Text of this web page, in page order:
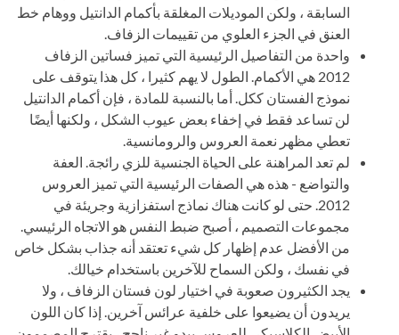
السابقة ، ولكن الموديلات المغلقة بأكمام الدانتيل ووهام خط
العنق في الجزء العلوي من تقييمات الزفاف.
واحدة من التفاصيل الرئيسية التي تميز فساتين الزفاف
2012 هي الأكمام. الطول لا يهم كثيرا ، كل هذا يتوقف على
نموذج الفستان ككل. أما بالنسبة للمادة ، فإن أكمام الدانتيل
لن تساعد فقط في إخفاء بعض عيوب الشكل ، ولكنها أيضًا
تعطي مظهر نعمة العروس والرومانسية.
لم تعد المراهنة على الحياة الجنسية للزي رائجة. العفة
والتواضع - هذه هي الصفات الرئيسية التي تميز العروس
2012. حتى لو كانت هناك نماذج استفزازية وجريئة في
مجموعات التصميم ، أصبح ضبط النفس هو الاتجاه الرئيسي.
من الأفضل عدم إظهار كل شيء تعتقد أنه جذاب بشكل خاص
في نفسك ، ولكن السماح للآخرين باستخدام خيالك.
يجد الكثيرون صعوبة في اختيار لون فستان الزفاف ، ولا
يريدون أن يضيعوا على خلفية عرائس آخرين. إذا كان اللون